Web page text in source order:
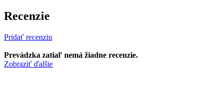
Recenzie
Pridať recenziu
Prevádzka zatiaľ nemá žiadne recenzie.
Zobraziť ďalšie